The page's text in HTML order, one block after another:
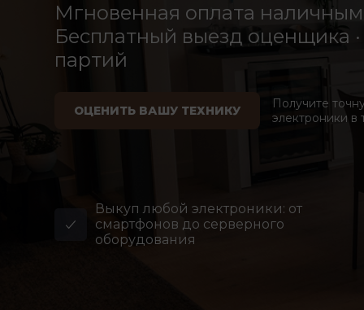
Мгновенная оплата
Бесплатный выезд оценщика
партий
ОЦЕНИТЬ ВАШУ ТЕХНИКУ
Получите
электроники в
Выкуп любой электроники: от
смартфонов до серверного
оборудования